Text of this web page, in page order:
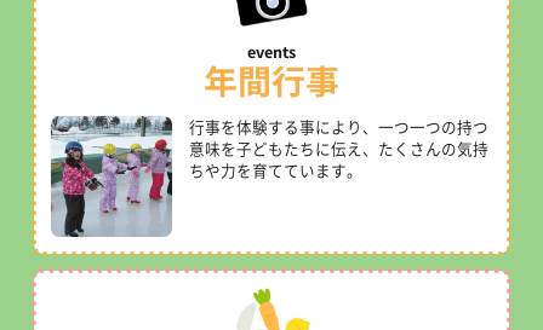
年間行事
行事を体験する事により、一つ一つの持つ
意味を子どもたちに伝え、たくさんの気持
ちや力を育てています。